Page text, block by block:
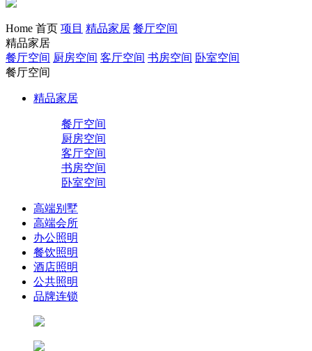
Home 首页 项目 精品家居 餐厅空间
精品家居
餐厅空间 厨房空间 客厅空间 书房空间 卧室空间
餐厅空间
精品家居
餐厅空间
厨房空间
客厅空间
书房空间
卧室空间
高端别墅
高端会所
办公照明
餐饮照明
酒店照明
公共照明
品牌连锁